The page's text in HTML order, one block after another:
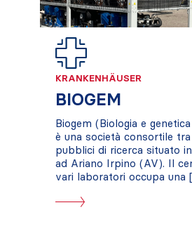
KRANKENHÄUSER
BIOGEM
Biogem (Biologia e
è una società consortile
pubblici di ricerca situato
ad Ariano Irpino (AV). Il
vari laboratori occupa una